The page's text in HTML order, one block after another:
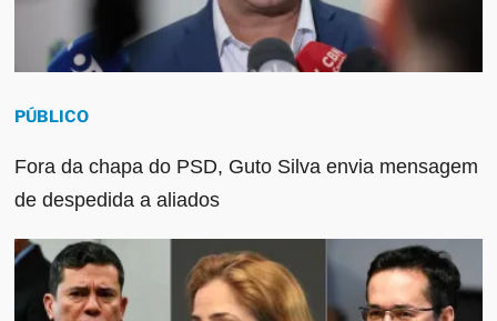
PÚBLICO
Fora da chapa do PSD, Guto Silva envia mensagem
de despedida a aliados